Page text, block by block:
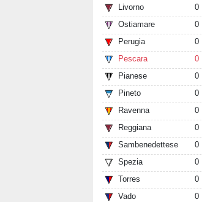
Livorno
0
Ostiamare
0
Perugia
0
Pescara
0
Pianese
0
Pineto
0
Ravenna
0
Reggiana
0
Sambenedettese
0
Spezia
0
Torres
0
Vado
0